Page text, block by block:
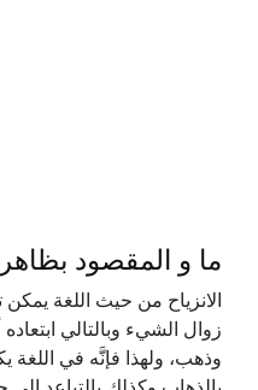
ما و المقصود
الانزياح من حيث اللغة
زوال الشيء وبالتالي
وذهب، ولهذا فإنَّه في اللغة